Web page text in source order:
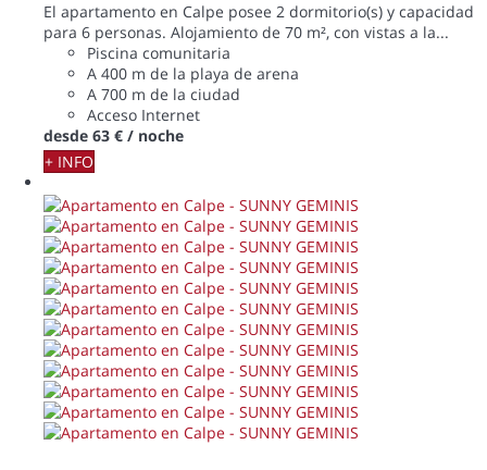
El apartamento en Calpe posee 2 dormitorio(s) y capacidad
para 6 personas. Alojamiento de 70 m², con vistas a la...
Piscina comunitaria
A 400 m de la playa de arena
A 700 m de la ciudad
Acceso Internet
desde 63 € / noche
+ INFO